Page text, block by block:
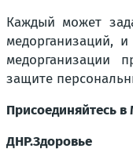
Каждый может
медорганизаций,
медорганизации
защите
Присоединяйтесь в
ДНР.Здоровье